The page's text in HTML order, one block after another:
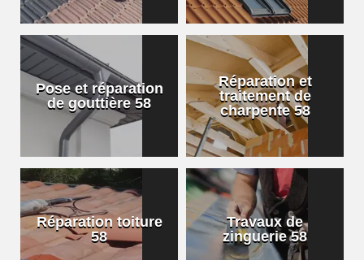
Pose et réparation
de gouttière 58
Réparation et
traitement de
charpente 58
Réparation toiture
58
Travaux de
zinguerie 58